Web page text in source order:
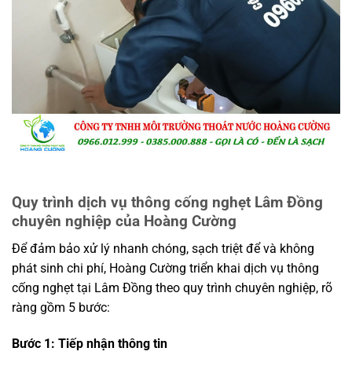
Quy trình dịch vụ thông cống nghẹt Lâm Đồng
chuyên nghiệp của Hoàng Cường
Để đảm bảo xử lý nhanh chóng, sạch triệt để và không
phát sinh chi phí, Hoàng Cường triển khai dịch vụ thông
cống nghẹt tại Lâm Đồng theo quy trình chuyên nghiệp, rõ
ràng gồm 5 bước:
Bước 1: Tiếp nhận thông tin